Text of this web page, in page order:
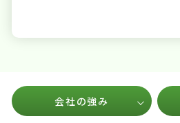
会社の強み